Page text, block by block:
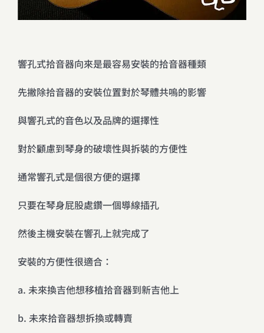
響孔式拾音器向來是最容易安裝的拾音器種類
先撇除拾音器的安裝位置對於琴體共嗚的影響
與響孔式的音色以及品牌的選擇性
對於顧慮到琴身的破壞性與拆裝的方便性
通常響孔式是個很方便的選擇
只要在琴身屁股處鑽一個導線插孔
然後主機安裝在響孔上就完成了
安裝的方便性很適合：
a. 未來換吉他想移植拾音器到新吉他上
b. 未來拾音器想拆換或轉賣